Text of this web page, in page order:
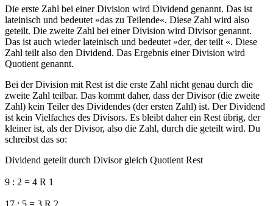
Die erste Zahl bei einer Division wird Dividend genannt. Das ist
lateinisch und bedeutet »das zu Teilende«. Diese Zahl wird also
geteilt. Die zweite Zahl bei einer Division wird Divisor genannt.
Das ist auch wieder lateinisch und bedeutet »der, der teilt «. Diese
Zahl teilt also den Dividend. Das Ergebnis einer Division wird
Quotient genannt.
Bei der Division mit Rest ist die erste Zahl nicht genau durch die
zweite Zahl teilbar. Das kommt daher, dass der Divisor (die zweite
Zahl) kein Teiler des Dividendes (der ersten Zahl) ist. Der Dividend
ist kein Vielfaches des Divisors. Es bleibt daher ein Rest übrig, der
kleiner ist, als der Divisor, also die Zahl, durch die geteilt wird. Du
schreibst das so:
Dividend geteilt durch Divisor gleich Quotient Rest
9 : 2 = 4 R 1
17 : 5 = 3 R 2